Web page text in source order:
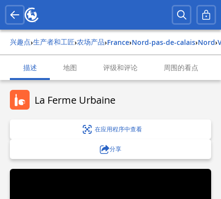
兴趣点› 生产者和工匠› 农场产品› france› nord-pas-de-calais› nord›
描述 地图 评级和评论 周围的看点
La Ferme Urbaine
在应用程序中查看
分享